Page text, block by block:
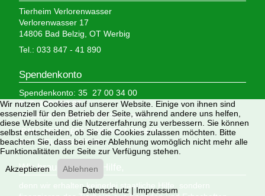
Tierheim Verlorenwasser
Verlorenwasser 17
14806 Bad Belzig, OT Werbig
Tel.: 033 847 - 41 890
Spendenkonto
Spendenkonto: 35 27 00 34 00
BLZ: 160 500 00
Mittelbrandenburgische Sparkasse
IBAN: DE05 1605 0000 3527 0034 00
BIC: WELADED1PMB
Wir brauchen Ihre Hilfe,
denn wir erhalten keinerlei staatliche Hilfe, sondern
Wir nutzen Cookies auf unserer Website. Einige von ihnen sind
essenziell für den Betrieb der Seite, während andere uns helfen,
diese Website und die Nutzererfahrung zu verbessern. Sie können
selbst entscheiden, ob Sie die Cookies zulassen möchten. Bitte
beachten Sie, dass bei einer Ablehnung womöglich nicht mehr alle
Funktionalitäten der Seite zur Verfügung stehen.
Akzeptieren
Ablehnen
Datenschutz| Impressum